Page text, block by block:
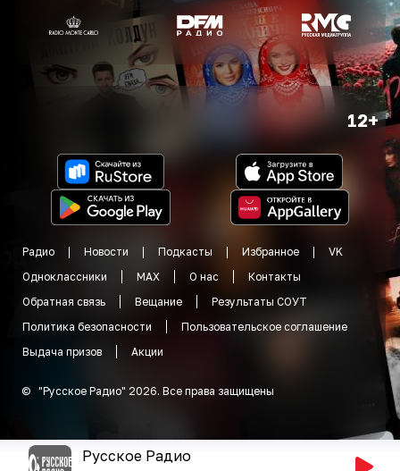
12+
Радио Новости Подкасты Избранное
VK
Одноклассники
MAX О нас
Контакты
Обратная связь
Вещание
Результаты СОУТ
Политика безопасности
Пользовательское соглашение
Выдача призов
Акции
© "Русское Радио" 2026. Все права защищены
Русское Радио